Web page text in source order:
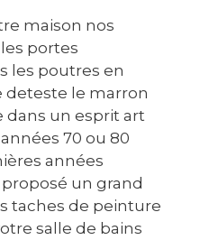
maison nos
portes
les poutres en
deteste le marron
dans un esprit art
70 ou 80
années
un grand
taches de peinture
salle de bains